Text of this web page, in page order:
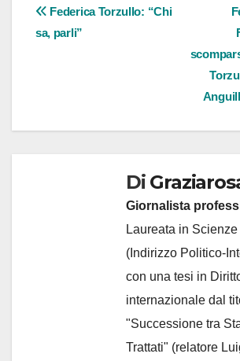
Navigazione
articoli
Federica Torzullo: “Chi
sa, parli”
Di
Giornalista
Laureata in
(Indirizzo Politico-
con una tesi in
internazionale dal
"Successione tra
Trattati" (relatore